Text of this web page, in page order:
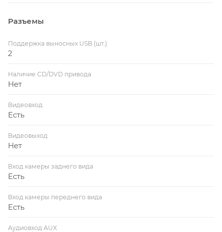
Разъемы
Поддержка выносных USB (шт.)
2
Наличие CD/DVD привода
Нет
Видеовход
Есть
Видеовыход
Нет
Вход камеры заднего вида
Есть
Вход камеры переднего вида
Есть
Аудиовход AUX